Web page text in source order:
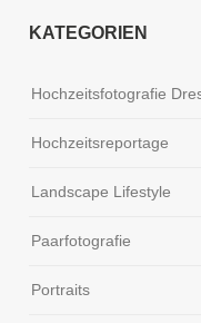
KATEGORIEN
Hochzeitsfotografie
Hochzeitsreportage
Landscape Lifestyle
Paarfotografie
Portraits